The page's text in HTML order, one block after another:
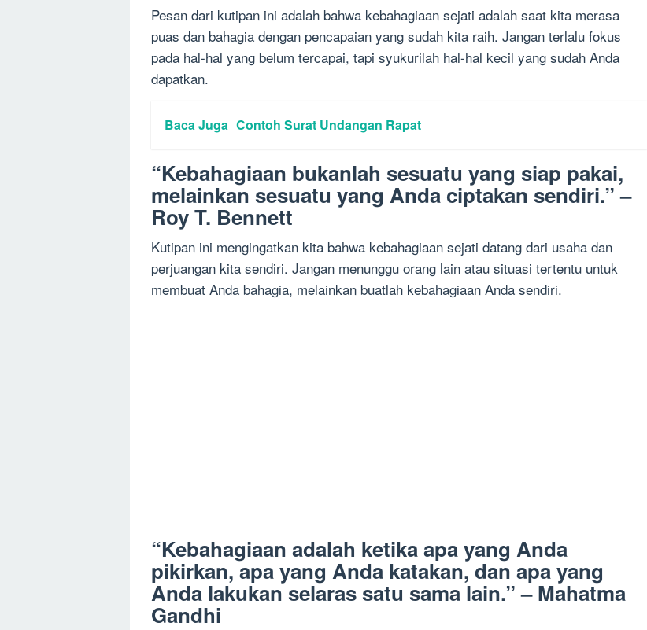
Pesan dari kutipan ini adalah bahwa kebahagiaan sejati adalah saat kita merasa
puas dan bahagia dengan pencapaian yang sudah kita raih. Jangan terlalu fokus
pada hal-hal yang belum tercapai, tapi syukurilah hal-hal kecil yang sudah Anda
dapatkan.
Baca Juga Contoh Surat Undangan Rapat
“Kebahagiaan bukanlah sesuatu yang siap pakai,
melainkan sesuatu yang Anda ciptakan sendiri.” –
Roy T. Bennett
Kutipan ini mengingatkan kita bahwa kebahagiaan sejati datang dari usaha dan
perjuangan kita sendiri. Jangan menunggu orang lain atau situasi tertentu untuk
membuat Anda bahagia, melainkan buatlah kebahagiaan Anda sendiri.
“Kebahagiaan adalah ketika apa yang Anda
pikirkan, apa yang Anda katakan, dan apa yang
Anda lakukan selaras satu sama lain.” – Mahatma
Gandhi